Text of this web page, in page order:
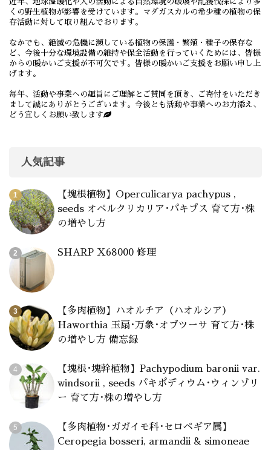
くの野生植物が影響を受けています。マダガスカルの希少種の植物の保
存活動に対して取り組んでおります。
なかでも、絶滅の危機に瀕している植物の保護・繁殖・種子の保存な
ど、今後十分な環境設備の維持や保全活動を行っていくためには、皆様
からの暖かいご支援が不可欠です。皆様の暖かいご支援をお願い申し上
げます。
毎年、活動や事業への趣旨にご理解とご賛同を頂き、ご寄付をいただき
まして誠にありがとうございます。今後とも活動や事業へのお力添え、
どう宜しくお願い致します
人気記事
【塊根植物】Operculicarya pachypus ,
seeds オペルクリカリア･パキプス 育て方･株
の増やし方
SHARP X68000 修理
【多肉植物】ハオルチア（ハオルシア）
Haworthia 玉扇･万象･オブツーサ 育て方･株
の増やし方 備忘録
【塊根･塊幹植物】Pachypodium baronii var.
windsorii , seeds パキポディウム･ウィンゾリ
ー 育て方･株の増やし方
【多肉植物･ガガイモ科･セロペギア属】
Ceropegia bosseri, armandii & simoneae